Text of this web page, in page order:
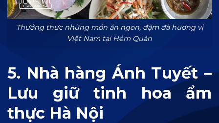
Thưởng thức những món ăn ngon, đậm đà hương vị
Việt Nam tại Hẻm Quán
5. Nhà hàng Ánh Tuyết –
Lưu giữ tinh hoa ẩm
thực Hà Nội